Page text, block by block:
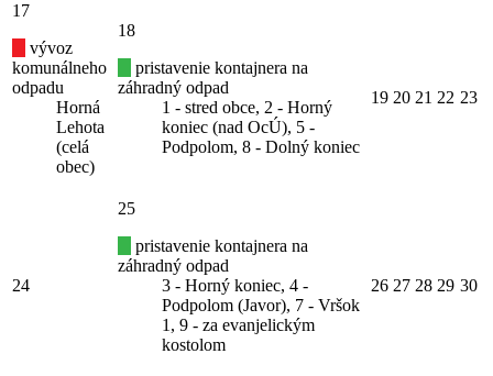
17
vývoz
komunálneho
odpadu
Horná
Lehota
(celá
obec)
18
pristavenie kontajnera na
záhradný odpad
1 - stred obce, 2 - Horný
koniec (nad OcÚ), 5 -
Podpolom, 8 - Dolný koniec
19 20 21 22 23
24
25
pristavenie kontajnera na
záhradný odpad
3 - Horný koniec, 4 -
Podpolom (Javor), 7 - Vršok
1, 9 - za evanjelickým
kostolom
26 27 28 29 30